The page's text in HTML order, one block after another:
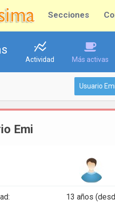
Secciones
Actividad Más activas
Usuario Emi
Emi
13 años